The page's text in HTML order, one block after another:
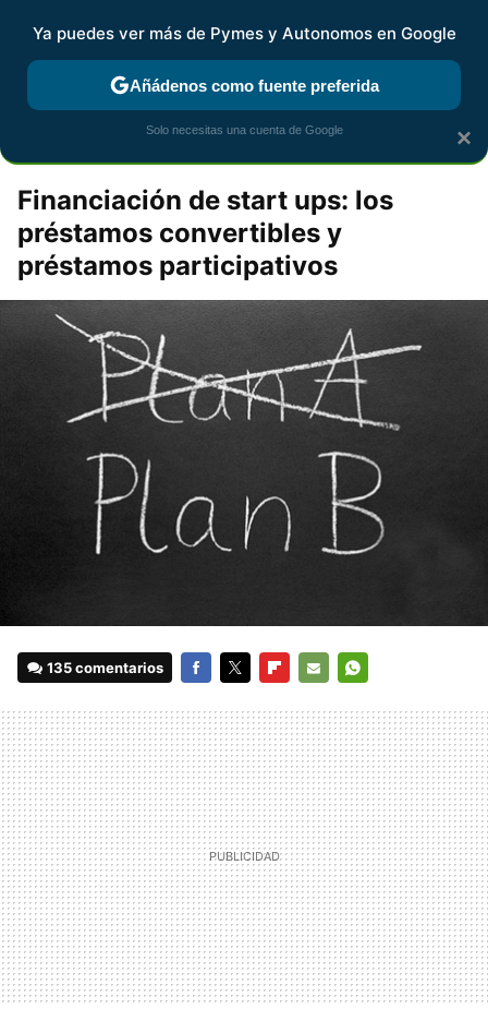
marca que se menciona +info
Un nuevo Impulso
Financiación de start ups: los
préstamos convertibles y
préstamos participativos
135 comentarios
MAIL
×
Ya puedes ver más de Pymes y Autonomos en Google
Añádenos como fuente preferida
Solo necesitas una cuenta de Google